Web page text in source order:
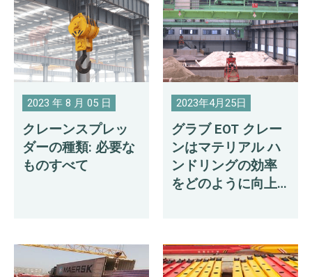
2023 年 8 月 05 日
クレーンスプレッ
ダーの種類: 必要な
ものすべて
2023年4月25日
グラブ EOT クレー
ンはマテリアル ハ
ンドリングの効率
をどのように向上